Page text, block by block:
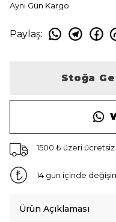
Aynı Gün Kargo
Paylaş:
Stoğa
1500 ₺ üzeri
14 gün içinde
Ürün Açıklaması